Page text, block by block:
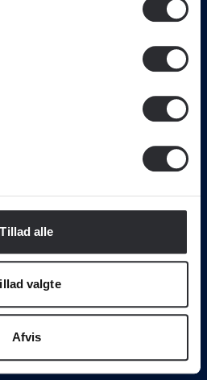
Tillad alle
valgte
Afvis
Maritime Academy • Nordre
. • Tlf. 72 21 55 00 •